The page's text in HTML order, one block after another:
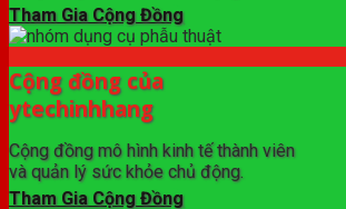
Tham Gia Cộng Đồng
Cộng đồng của
ytechinhhang
Cộng đồng mô hình kinh tế thành viên
và quản lý sức khỏe chủ động.
Tham Gia Cộng Đồng